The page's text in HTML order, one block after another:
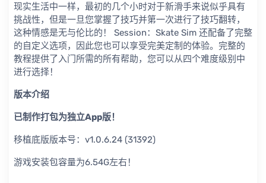
现实生活中一样，最初的几个小时对于新滑手来说似乎具有
挑战性，但是一旦您掌握了技巧并第一次进行了技巧翻转，
这种情感是无与伦比的！ Session：Skate Sim 还配备了完整
的自定义选项，因此您也可以享受完美定制的体验。完整的
教程提供了入门所需的所有帮助，您可以从四个难度级别中
进行选择！
版本介绍
已制作打包为独立App版！
移植底版版本号：v1.0.6.24 (31392)
游戏安装包容量为6.54G左右！